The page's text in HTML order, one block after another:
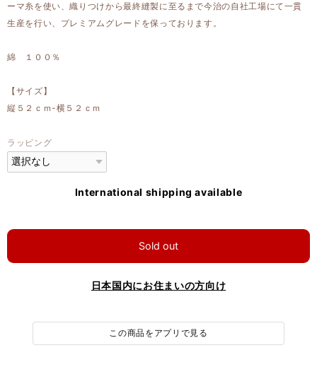
ーマ糸を使い、織りつけから最終縫製に至るまで今治の自社工場にて一貫
生産を行い、プレミアムグレードを保っております。
綿 １００％
【サイズ】
縦５２ｃｍ-横５２ｃｍ
ラッピング
International shipping available
Sold out
日本国内にお住まいの方向け
この商品をアプリで見る